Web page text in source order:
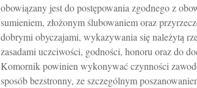
obowiązany jest do postępowania zgodnego z
sumieniem, złożonym ślubowaniem oraz
dobrymi obyczajami, wykazywania się należytą
zasadami uczciwości, godności, honoru oraz do
Komornik powinien wykonywać czynności
sposób bezstronny, ze szczególnym